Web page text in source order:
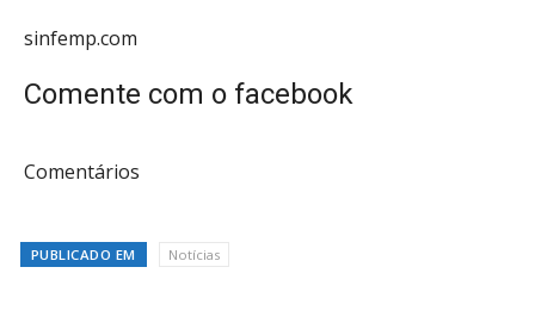
sinfemp.com
Comente com o facebook
Comentários
PUBLICADO EM Notícias